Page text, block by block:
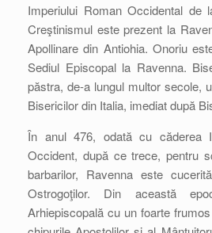
Imperiului Roman Occidental de
Creştinismul este prezent la
Apollinare din Antiohia. Onoriu
Sediul Episcopal la Ravenna.
păstra, de-a lungul multor secole,
Bisericilor din Italia, imediat după
În anul 476, odată cu căderea
Occident, după ce trece, pentru
barbarilor, Ravenna este
Ostrogoţilor. Din această
Arhiepiscopală cu un foarte